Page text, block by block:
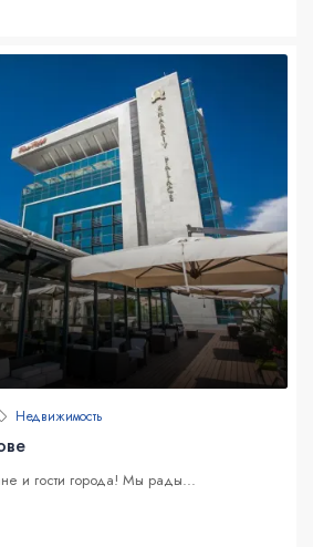
Недвижимость
и гости города! Мы рады...